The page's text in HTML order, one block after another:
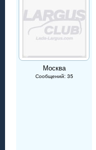
Москва
Сообщений: 35